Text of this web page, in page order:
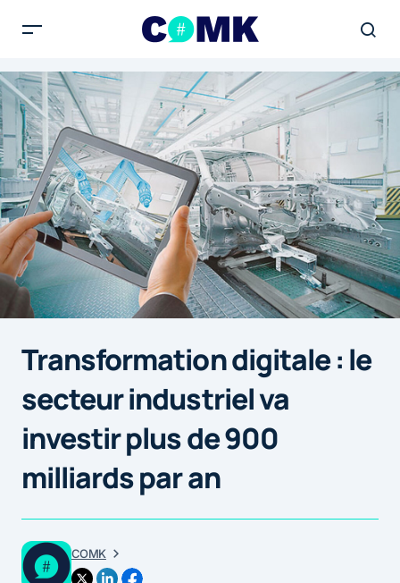
Transformation digitale : le
secteur industriel va
investir plus de 900
milliards par an
COMK